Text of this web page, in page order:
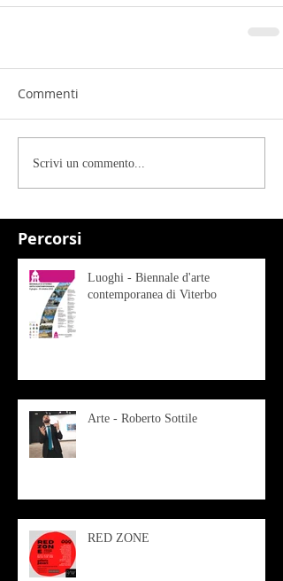
Percorsi
Commenti
Scrivi un commento...
Luoghi - Biennale d'arte
contemporanea di Viterbo
Arte - Roberto Sottile
RED ZONE